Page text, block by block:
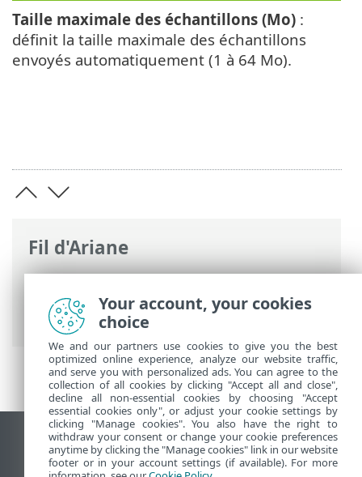
Fil d'Ariane
Aide en ligne d'ESET>ESET Internet
Security >Configuration avancée>
Analyse> Protection basée sur le nuage
Taille maximale des échantillons (Mo) :
définit la taille maximale des échantillons
envoyés automatiquement (1 à 64 Mo).
Afficher le site pour ordinateur de bureau
End of Life
Your account, your cookies
choice
We and our partners use cookies to give you the best
optimized online experience, analyze our website traffic,
and serve you with personalized ads. You can agree to the
collection of all cookies by clicking "Accept all and close",
decline all non-essential cookies by choosing "Accept
essential cookies only", or adjust your cookie settings by
clicking "Manage cookies". You also have the right to
withdraw your consent or change your cookie preferences
anytime by clicking the "Manage cookies" link in our website
footer or in your account settings (if available). For more